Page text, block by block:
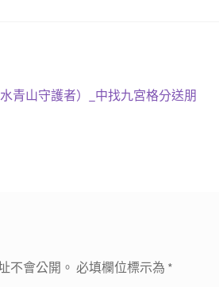
青山守護者）_中找九宮格分送朋
不會公開。 必填欄位標示為 *